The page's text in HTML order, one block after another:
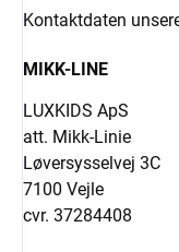
Kontaktdaten
MIKK-LINE
LUXKIDS ApS
att. Mikk-Linie
Løversysselvej 3C
7100 Vejle
cvr. 37284408